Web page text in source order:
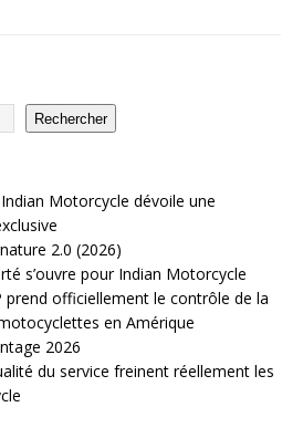
Rechercher
Motorcycle dévoile une
2.0 (2026)
s’ouvre pour Indian Motorcycle
prend officiellement le contrôle de la
en Amérique
2026
du service freinent réellement les